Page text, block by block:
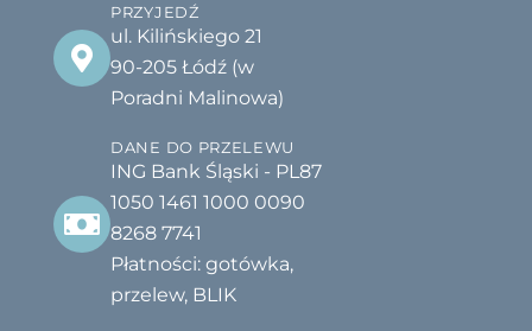
PRZYJEDŹ
ul. Kilińskiego 21
90-205 Łódź (w
Poradni Malinowa)
DANE DO PRZELEWU
ING Bank Śląski - PL87
1050 1461 1000 0090
8268 7741
Płatności: gotówka,
przelew, BLIK